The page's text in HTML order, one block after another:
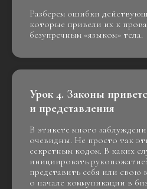
Разберем ошибки
которые привели их к
безупречным «языком» тела.
Урок 4. Законы
и представления
В этикете много
очевидны. Не просто так
секретным кодом. В каких
инициировать
представить себя или свою
о начале коммуникации в